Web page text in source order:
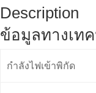
Description
ข้อมูลทางเทค
กำลังไฟเข้าพิกัด